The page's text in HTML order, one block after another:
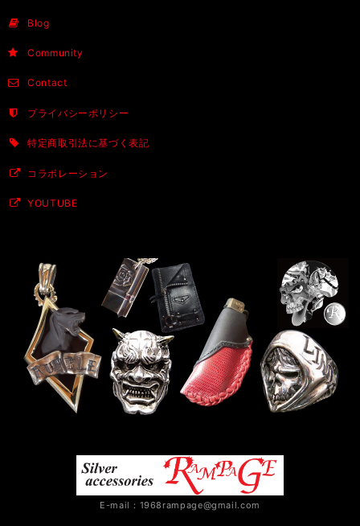
Blog
Community
Contact
プライバシーポリシー
特定商取引法に基づく表記
コラボレーション
YOUTUBE
E-mail： 1968rampage@gmail.com